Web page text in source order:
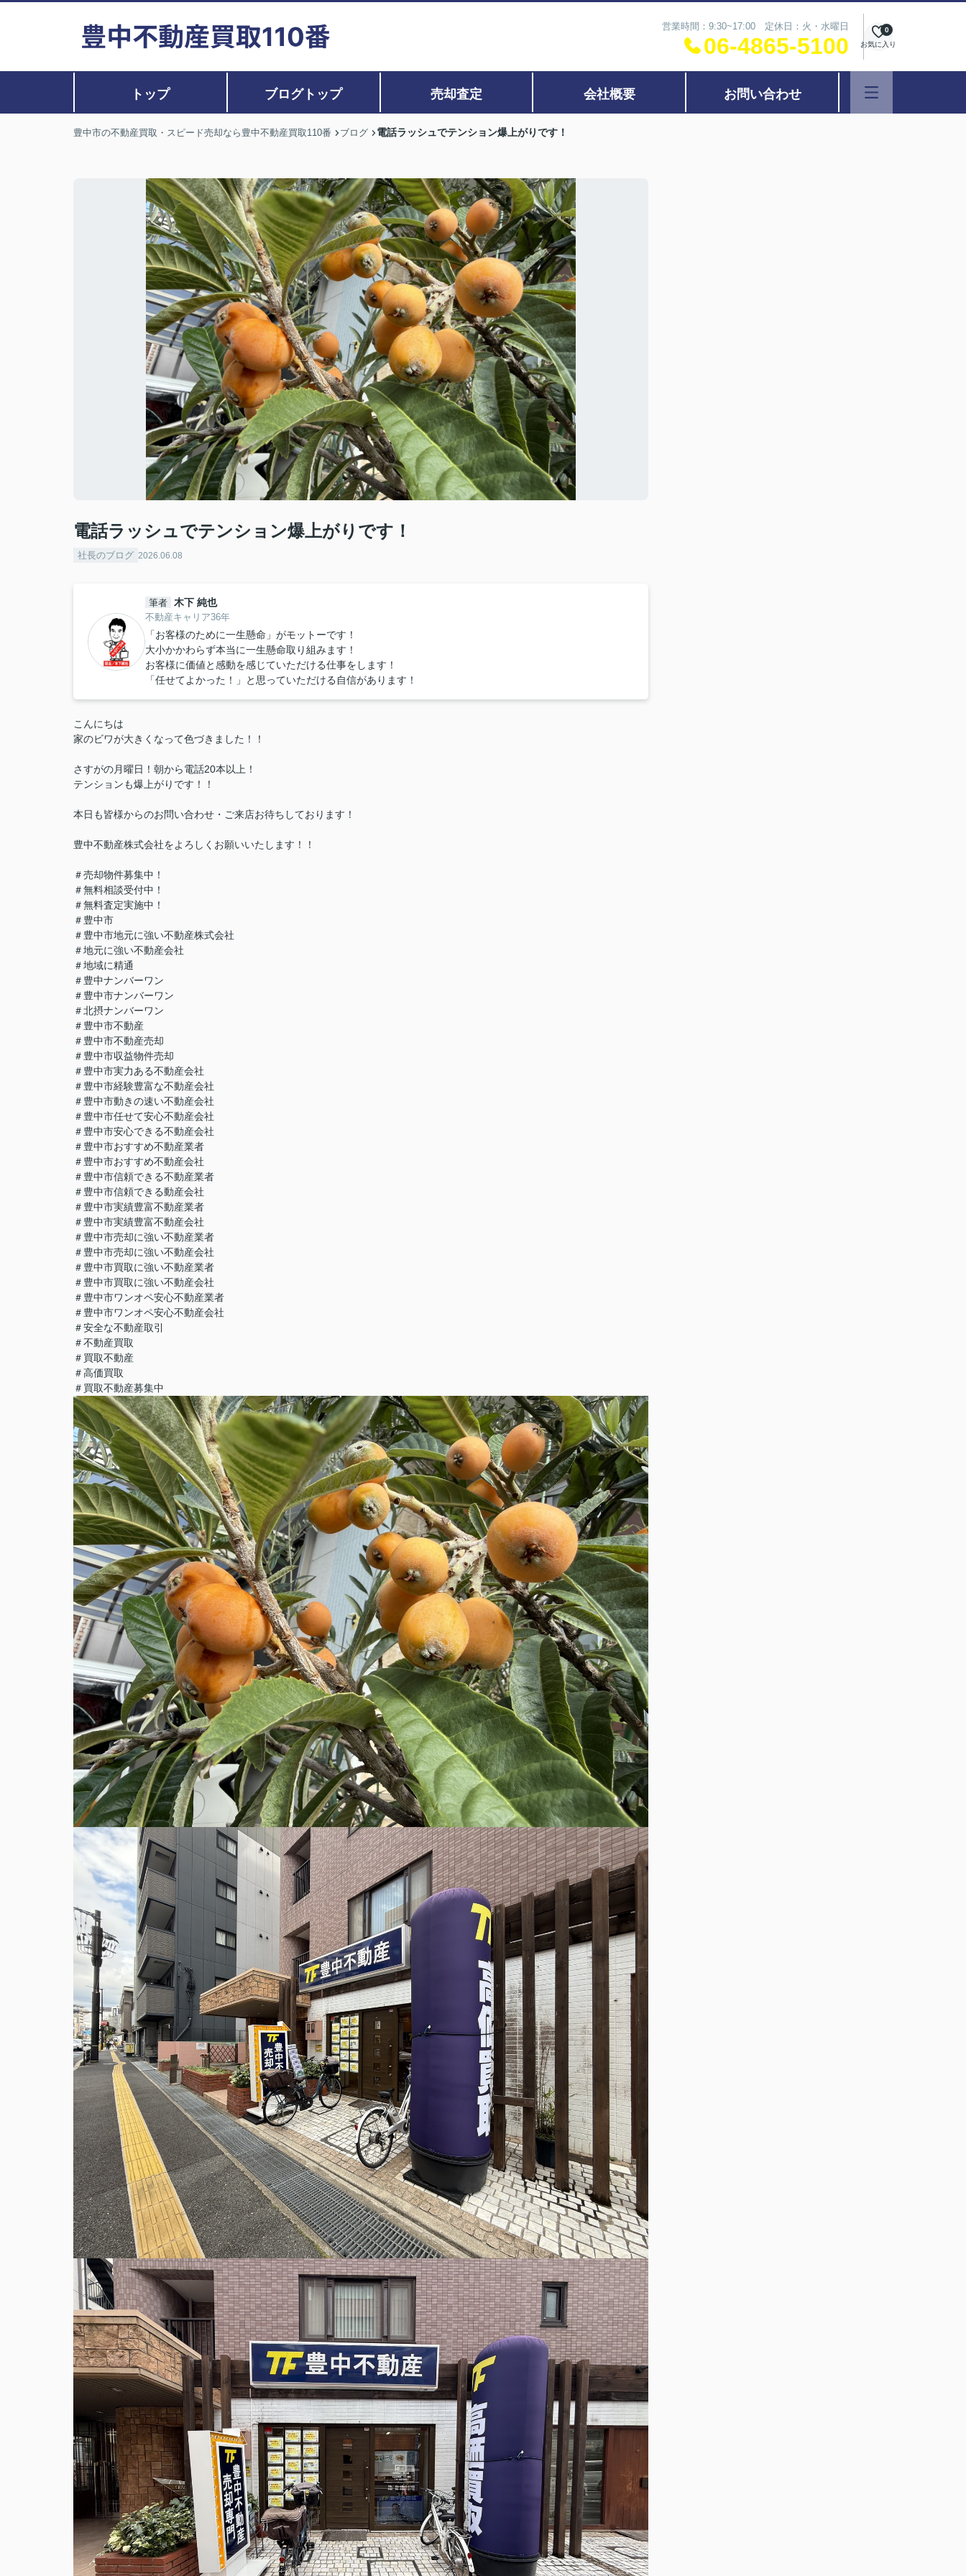
営業時間：9:30~17:00 定休日：火・水曜日
06-4865-5100 お気に入り
0
トップ ブログトップ 売却査定 会社概要 お問い合わせ
豊中市の不動産買取・スピード売却なら豊中不動産買取110番 ブログ 電話ラッシュでテンション爆上がりです！
電話ラッシュでテンション爆上がりです！
社長のブログ 2026.06.08
筆者 木下 純也
不動産キャリア36年
「お客様のために一生懸命」がモットーです！
大小かかわらず本当に一生懸命取り組みます！
お客様に価値と感動を感じていただける仕事をします！
「任せてよかった！」と思っていただける自信があります！
こんにちは
家のビワが大きくなって色づきました！！
さすがの月曜日！朝から電話20本以上！
テンションも爆上がりです！！
本日も皆様からのお問い合わせ・ご来店お待ちしております！
豊中不動産株式会社をよろしくお願いいたします！！
＃売却物件募集中！
＃無料相談受付中！
＃無料査定実施中！
＃豊中市
＃豊中市地元に強い不動産株式会社
＃地元に強い不動産会社
＃地域に精通
＃豊中ナンバーワン
＃豊中市ナンバーワン
＃北摂ナンバーワン
＃豊中市不動産
＃豊中市不動産売却
＃豊中市収益物件売却
＃豊中市実力ある不動産会社
＃豊中市経験豊富な不動産会社
＃豊中市動きの速い不動産会社
＃豊中市任せて安心不動産会社
＃豊中市安心できる不動産会社
＃豊中市おすすめ不動産業者
＃豊中市おすすめ不動産会社
＃豊中市信頼できる不動産業者
＃豊中市信頼できる動産会社
＃豊中市実績豊富不動産業者
＃豊中市実績豊富不動産会社
＃豊中市売却に強い不動産業者
＃豊中市売却に強い不動産会社
＃豊中市買取に強い不動産業者
＃豊中市買取に強い不動産会社
＃豊中市ワンオペ安心不動産業者
＃豊中市ワンオペ安心不動産会社
＃安全な不動産取引
＃不動産買取
＃買取不動産
＃高価買取
＃買取不動産募集中